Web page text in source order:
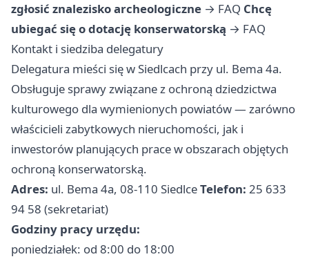
zgłosić znalezisko archeologiczne → FAQ Chcę
ubiegać się o dotację konserwatorską → FAQ
Kontakt i siedziba delegatury
Delegatura mieści się w Siedlcach przy ul. Bema 4a.
Obsługuje sprawy związane z ochroną dziedzictwa
kulturowego dla wymienionych powiatów — zarówno
właścicieli zabytkowych nieruchomości, jak i
inwestorów planujących prace w obszarach objętych
ochroną konserwatorską.
Adres: ul. Bema 4a, 08-110 SiedlceTelefon: 25 633
94 58 (sekretariat)
Godziny pracy urzędu:
poniedziałek: od 8:00 do 18:00